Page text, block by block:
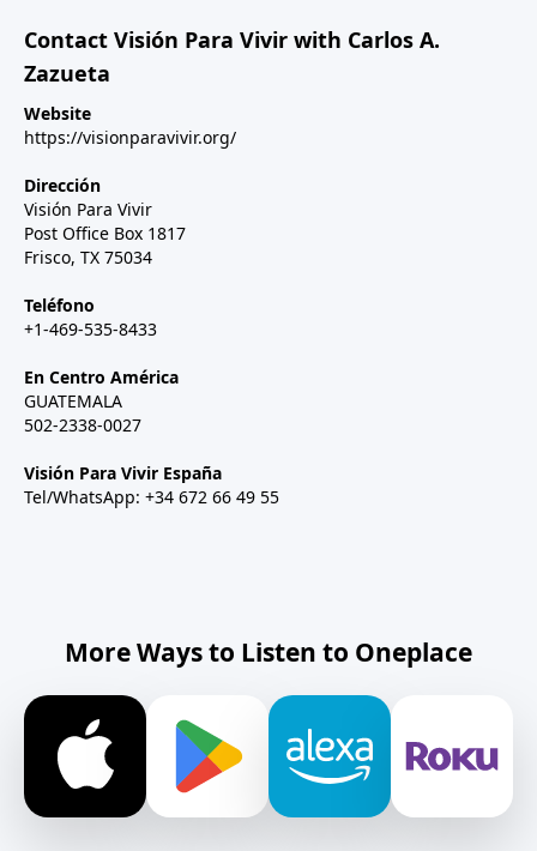
Contact Visión Para Vivir with Carlos A.
Zazueta
Website
https://visionparavivir.org/
Dirección
Visión Para Vivir
Post Office Box 1817
Frisco, TX 75034
Teléfono
+1-469-535-8433
En Centro América
GUATEMALA
502-2338-0027
Visión Para Vivir España
Tel/WhatsApp: +34 672 66 49 55
More Ways to Listen to Oneplace